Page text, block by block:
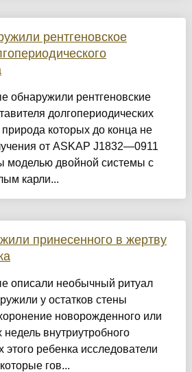
рентгеновское
обнаружили рентгеновские
долгопериодических
которых до конца не
от ASKAP J1832—0911
моделью двойной системы с
карли...
принесенного в жертву
описали необычный ритуал
у остатков стены
новорожденного или
внутриутробного
этого ребенка исследователи
гов...